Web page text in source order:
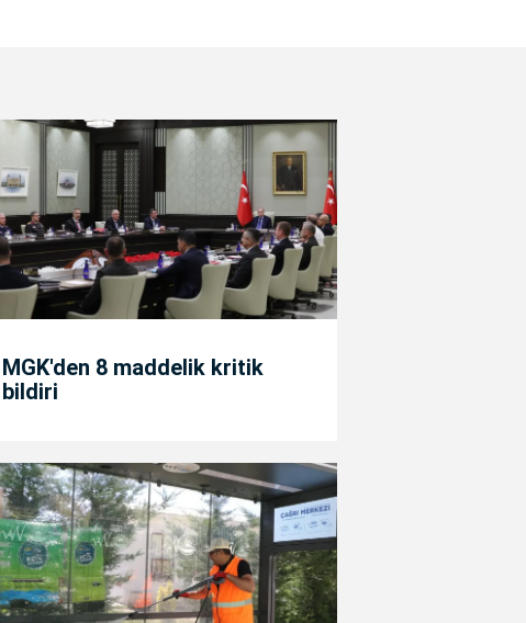
MGK'den 8 maddelik kritik
bildiri